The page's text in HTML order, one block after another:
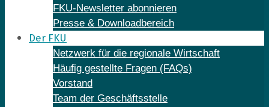
FKU-Newsletter abonnieren
Presse & Downloadbereich
Der FKU
Netzwerk für die regionale Wirtschaft
Häufig gestellte Fragen (FAQs)
Vorstand
Team der Geschäftsstelle